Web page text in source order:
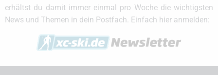
erhältst du damit immer einmal pro Woche die wichtigsten
News und Themen in dein Postfach. Einfach hier anmelden: